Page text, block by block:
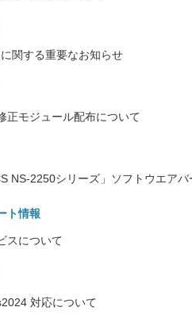
関する重要なお知らせ
正モジュール配布について
NS-2250シリーズ」ソフトウエア
ト情報
スについて
対応について